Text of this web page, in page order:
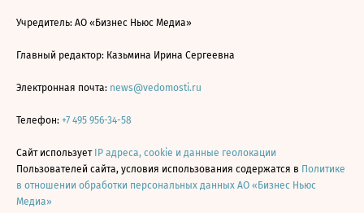
Учредитель: АО «Бизнес Ньюс Медиа»
Главный редактор: Казьмина Ирина Сергеевна
Электронная почта: news@vedomosti.ru
Телефон: +7 495 956-34-58
Сайт использует IP адреса, cookie и данные геолокации
Пользователей сайта, условия использования содержатся в Политике
в отношении обработки персональных данных АО «Бизнес Ньюс
Медиа»